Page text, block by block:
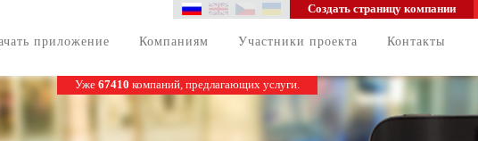
приложение Компаниям Участники проекта Контакты
Создать страницу компании
Уже 67410 компаний, предлагающих услуги.